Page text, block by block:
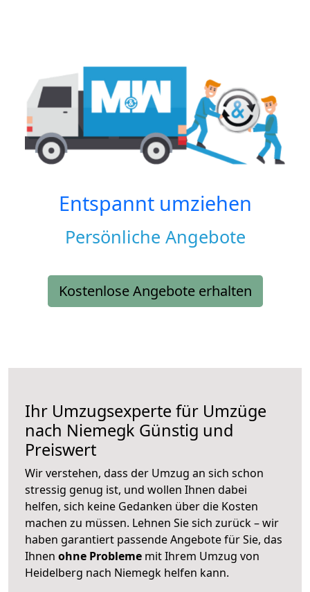
Entspannt umziehen
Persönliche Angebote
Kostenlose Angebote erhalten
Ihr Umzugsexperte für Umzüge
nach Niemegk Günstig und
Preiswert
Wir verstehen, dass der Umzug an sich schon
stressig genug ist, und wollen Ihnen dabei
helfen, sich keine Gedanken über die Kosten
machen zu müssen. Lehnen Sie sich zurück – wir
haben garantiert passende Angebote für Sie, das
Ihnen ohne Probleme mit Ihrem Umzug von
Heidelberg nach Niemegk helfen kann.